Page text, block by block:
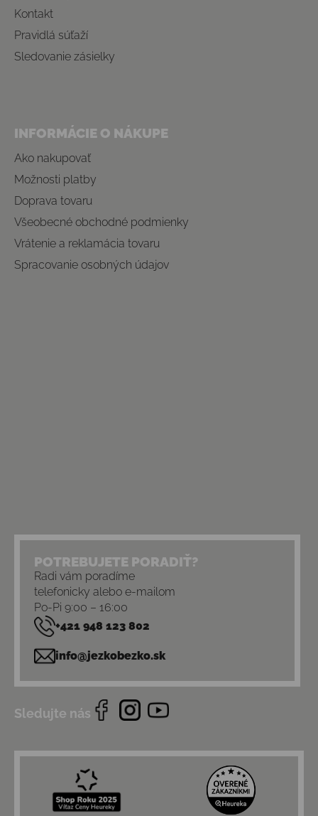
Kontakt
Pravidlá súťaží
Sledovanie zásielky
INFORMÁCIE O NÁKUPE
Ako nakupovať
Možnosti platby
Doprava tovaru
Všeobecné obchodné podmienky
Vrátenie a reklamácia tovaru
Spracovanie osobných údajov
POTREBUJETE PORADIŤ?
Radi vám poradíme
telefonicky alebo e-mailom
Po-Pi 9:00 – 16:00
+421 948 123 802
info@jezkobezko.sk
Sledujte nás